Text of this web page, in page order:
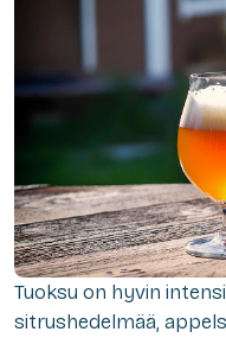
Tuoksu on hyvin
sitrushedelmää,